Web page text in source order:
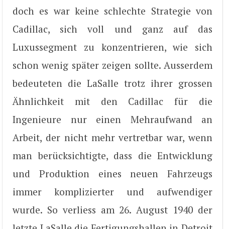
doch es war keine schlechte Strategie von
Cadillac, sich voll und ganz auf das
Luxussegment zu konzentrieren, wie sich
schon wenig später zeigen sollte. Ausserdem
bedeuteten die LaSalle trotz ihrer grossen
Ähnlichkeit mit den Cadillac für die
Ingenieure nur einen Mehraufwand an
Arbeit, der nicht mehr vertretbar war, wenn
man berücksichtigte, dass die Entwicklung
und Produktion eines neuen Fahrzeugs
immer komplizierter und aufwendiger
wurde. So verliess am 26. August 1940 der